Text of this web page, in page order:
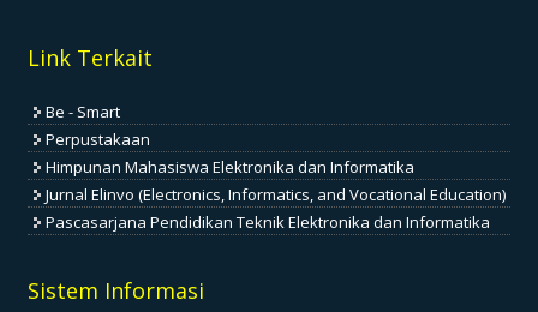
Link Terkait
Be - Smart
Perpustakaan
Himpunan Mahasiswa Elektronika dan Informatika
Jurnal Elinvo (Electronics, Informatics, and Vocational Education)
Pascasarjana Pendidikan Teknik Elektronika dan Informatika
Sistem Informasi